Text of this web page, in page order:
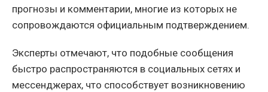
прогнозы и комментарии, многие из которых не
сопровождаются официальным подтверждением.
Эксперты отмечают, что подобные сообщения
быстро распространяются в социальных сетях и
мессенджерах, что способствует возникновению